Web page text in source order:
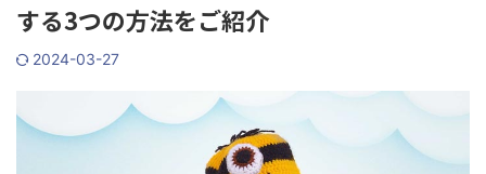
する3つの方法をご紹介
2024-03-27